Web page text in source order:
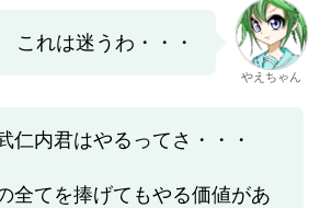
これは迷うわ・・・
やえちゃん
仁内君はやるってさ・・・
全てを捧げてもやる価値があ